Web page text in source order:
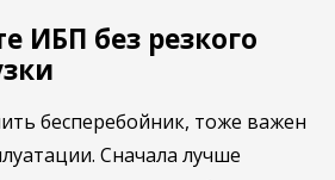
ИБП без резкого
бесперебойник, тоже важен
Сначала лучше